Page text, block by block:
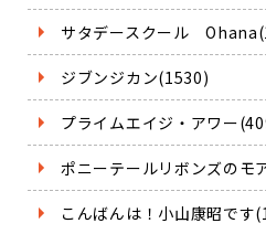
サタデースクール
ジブンジカン(1530)
プライムエイジ・アワー
ポニーテールリボンズのモ
こんばんは！小山康昭です